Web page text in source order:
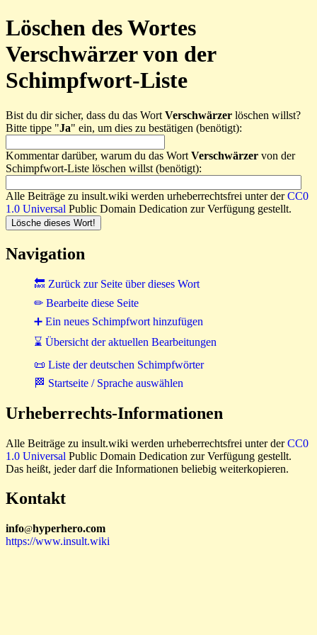
Löschen des Wortes
Verschwärzer von der
Schimpfwort-Liste
Bist du dir sicher, dass du das Wort Verschwärzer löschen willst?
Bitte tippe "Ja" ein, um dies zu bestätigen (benötigt):
Kommentar darüber, warum du das Wort Verschwärzer von der
Schimpfwort-Liste löschen willst (benötigt):
Alle Beiträge zu insult.wiki werden urheberrechtsfrei unter derCC0
1.0 Universal Public Domain Dedication zur Verfügung gestellt.
Navigation
🔙 Zurück zur Seite über dieses Wort
✏ Bearbeite diese Seite
➕ Ein neues Schimpfwort hinzufügen
⌛ Übersicht der aktuellen Bearbeitungen
📜 Liste der deutschen Schimpfwörter
🏁 Startseite / Sprache auswählen
Urheberrechts-Informationen
Alle Beiträge zu insult.wiki werden urheberrechtsfrei unter derCC0
1.0 Universal Public Domain Dedication zur Verfügung gestellt.
Das heißt, jeder darf die Informationen beliebig weiterkopieren.
Kontakt
info@hyperhero.com
https://www.insult.wiki